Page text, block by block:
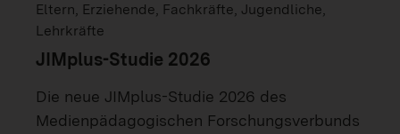
Eltern, Erziehende, Fachkräfte, Jugendliche,
Lehrkräfte
JIMplus-Studie 2026
Die neue JIMplus-Studie 2026 des
Medienpädagogischen Forschungsverbunds